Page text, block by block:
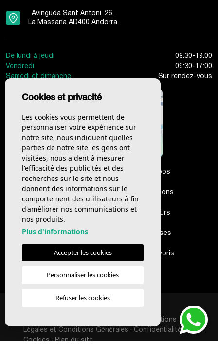
Avinguda Sant Antoni, 26.
La Massana AD400 Andorra
De lundi à jeudi
09:30-19:00
Vendredi
09:30-17:00
Samedi et dimanche
Sur rendez-vous
Accueil À propos
Propriétés Promotions
Acheteurs Vendeurs
Actualités Paroisses
Contact Mes favoris
Mentions
Légales et Conditions Générales · Confidentialité ·
Cookies·Plan du site
Cookies et privacité
Les cookies vous permettent de
personnaliser votre expérience sur
notre site, nous indiquent quelles
parties de notre site les gens ont
visitées, nous aident à mesurer
l'efficacité des publicités et des
recherches sur le site et nous
donnent des informations sur le
comportement des utilisateurs à fin
d'améliorer nos communications et
nos produits.
Plus d'informations
Accepter les cookies
Personnaliser les cookies
Refuser les cookies